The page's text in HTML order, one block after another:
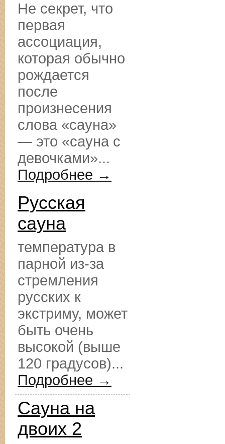
Не секрет, что
первая
ассоциация,
которая обычно
рождается
после
произнесения
слова «сауна»
— это «сауна с
девочками»...
Подробнее →
Русская
сауна
температура в
парной из-за
стремления
русских к
экстриму, может
быть очень
высокой (выше
120 градусов)...
Подробнее →
Сауна на
двоих 2